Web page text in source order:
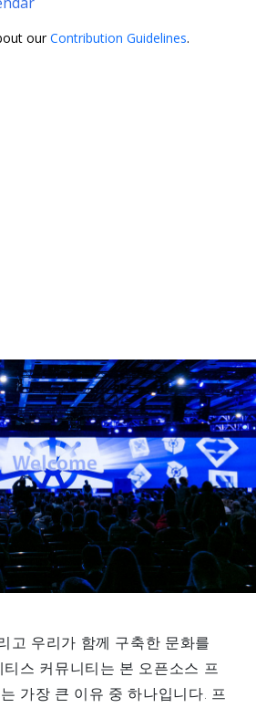
ourContribution Guidelines.
고 우리가 함께 구축한 문화를
스 커뮤니티는 본 오픈소스 프
가장 큰 이유 중 하나입니다. 프